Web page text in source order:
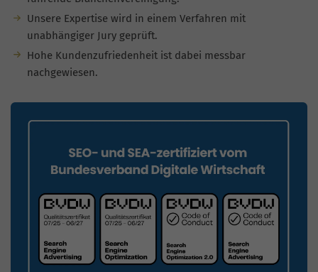
Unsere Expertise wird in einem Verfahren mit
unabhängiger Jury geprüft.
Hohe Kundenzufriedenheit ist dabei messbar
nachgewiesen.